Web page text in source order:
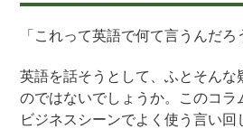
「これって英語で何て言うんだろ
英語を話そうとして、ふとそんな
のではないでしょうか。このコラ
ビジネスシーンでよく使う言い回